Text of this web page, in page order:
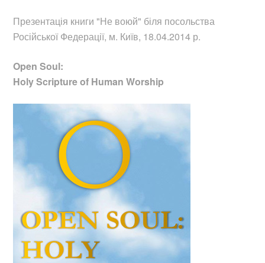
Презентація книги "Не воюй" біля посольства
Російської Федерації, м. Київ, 18.04.2014 р.
Open Soul:
Holy Scripture of Human Worship